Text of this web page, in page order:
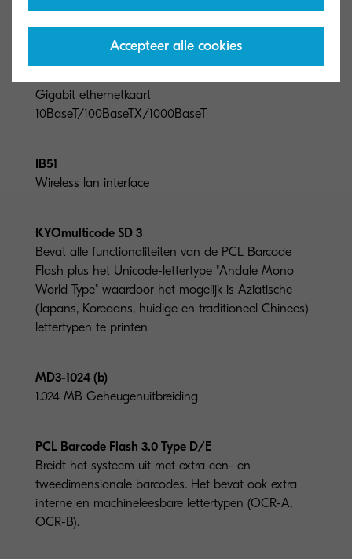
band, WiFi direct)
Gigabit ethernetkaart
10BaseT/100BaseTX/1000BaseT
IB51
Wireless lan interface
KYOmulticode SD 3
Bevat alle functionaliteiten van de PCL Barcode
Flash plus het Unicode-lettertype "Andale Mono
World Type" waardoor het mogelijk is Aziatische
(Japans, Koreaans, huidige en traditioneel Chinees)
lettertypen te printen
MD3-1024 (b)
1.024 MB Geheugenuitbreiding
PCL Barcode Flash 3.0 Type D/E
Breidt het systeem uit met extra een- en
tweedimensionale barcodes. Het bevat ook extra
interne en machineleesbare lettertypen (OCR-A,
OCR-B).
Accepteer alle cookies